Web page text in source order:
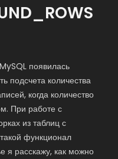
появилась
подсчета количества
когда количество
При работе с
из таблиц с
функционал
я расскажу, как можно